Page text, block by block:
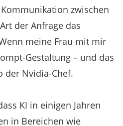
zwischen
der Anfrage das
meine Frau mit mir
Gestaltung – und das
der Nvidia-Chef.
KI in einigen Jahren
in Bereichen wie